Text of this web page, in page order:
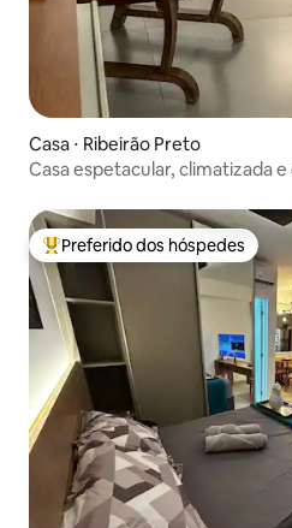
Casa ⋅ Ribeirão Preto
Casa espetacular, climatizada e
Entre os melhores preferidos
Preferido dos hóspedes